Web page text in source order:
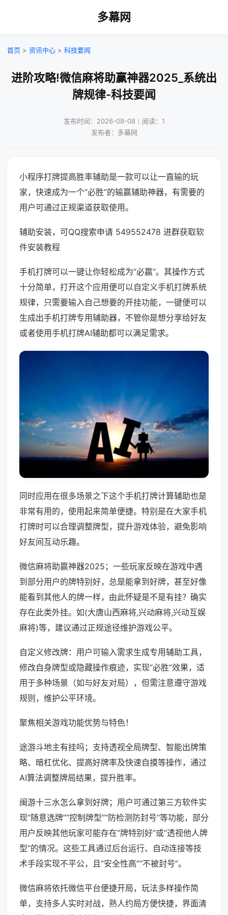
多幕网
首页 > 资讯中心 > 科技要闻
进阶攻略!微信麻将助赢神器2025_系统出
牌规律-科技要闻
发布时间：2026-08-08｜阅读：1
发布者：多幕网
小程序打牌提高胜率辅助是一款可以让一直输的玩
家，快速成为一个“必胜”的输赢辅助神器，有需要的
用户可通过正规渠道获取使用。
辅助安装，可QQ搜索申请 549552478 进群获取软
件安装教程
手机打牌可以一键让你轻松成为“必赢”。其操作方式
十分简单，打开这个应用便可以自定义手机打牌系统
规律，只需要输入自己想要的开挂功能，一键便可以
生成出手机打牌专用辅助器，不管你是想分享给好友
或者使用手机打牌AI辅助都可以满足需求。
同时应用在很多场景之下这个手机打牌计算辅助也是
非常有用的，使用起来简单便捷。特别是在大家手机
打牌时可以合理调整牌型，提升游戏体验，避免影响
好友间互动乐趣。
微信麻将助赢神器2025；一些玩家反映在游戏中遇
到部分用户的牌特别好，总是能拿到好牌，甚至好像
能看到其他人的牌一样，由此怀疑是不是有挂？确实
存在此类外挂。如(大唐山西麻将,兴动麻将,兴动互娱
麻将)等，建议通过正规途径维护游戏公平。
自定义修改牌：用户可输入需求生成专用辅助工具，
修改自身牌型或隐藏操作痕迹，实现“必胜”效果，适
用于多种场景（如与好友对局），但需注意遵守游戏
规则，维护公平环境。
聚焦相关游戏功能优势与特色！
途游斗地主有挂吗；支持透视全局牌型、智能出牌策
略、暗杠优化、提高好牌率及快速自摸等操作，通过
AI算法调整牌局结果，提升胜率。
闽游十三水怎么拿到好牌；用户可通过第三方软件实
现“随意选牌”“控制牌型”“防检测防封号”等功能，部分
用户反映其他玩家可能存在“牌特别好”或“透视他人牌
型”的情况。这些工具通过后台运行、自动连接等技
术手段实现不平公，且“安全性高”“不被封号”。
微信麻将依托微信平台便捷开局，玩法多样操作简
单，支持多人实时对战，熟人约局方便快捷，界面清